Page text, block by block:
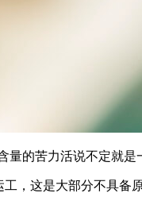
的苦力活说不定就是
，这是大部分不具备